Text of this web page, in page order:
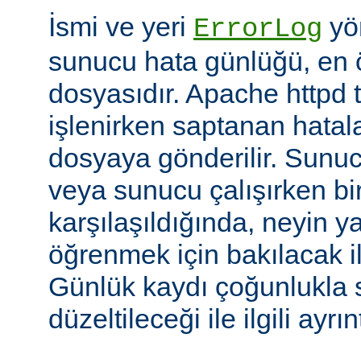
İsmi ve yeri ErrorLog
sunucu hata günlüğü, en
dosyasıdır. Apache httpd
işlenirken saptanan
dosyaya gönderilir.
veya sunucu çalışırken
karşılaşıldığında, neyin
öğrenmek için bakılacak
Günlük kaydı çoğunlukla
düzeltileceği ile ilgili